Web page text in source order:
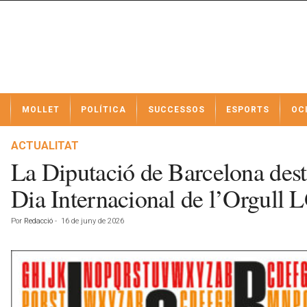
t
MOLLET POLÍTICA SUCCESSOS ESPORTS OCI
ACTUALITAT
La Diputació de Barcelona
Dia Internacional de l’Orgull
Por Redacció - 16 de juny de 2026